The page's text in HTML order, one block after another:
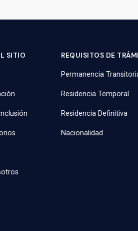
SITIO REQUISITOS DE
Permanencia
Residencia Temporal
Residencia Definitiva
Nacionalidad